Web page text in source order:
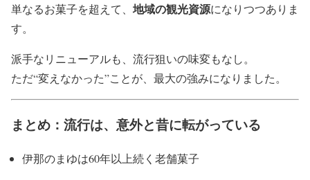
単なるお菓子を超えて、 地域の観光資源になりつつありま
す。
派手なリニューアルも、流行狙いの味変もなし。
ただ“変えなかった”ことが、最大の強みになりました。
まとめ：流行は、意外と昔に転がっている
伊那のまゆは60年以上続く老舗菓子